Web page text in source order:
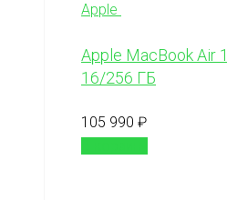
Apple
Apple MacBook Air
16/256 ГБ
105 990 ₽